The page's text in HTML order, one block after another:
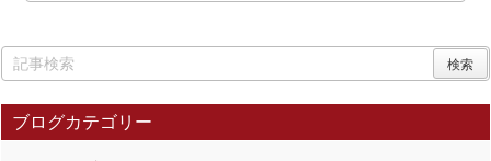
ブログカテゴリー